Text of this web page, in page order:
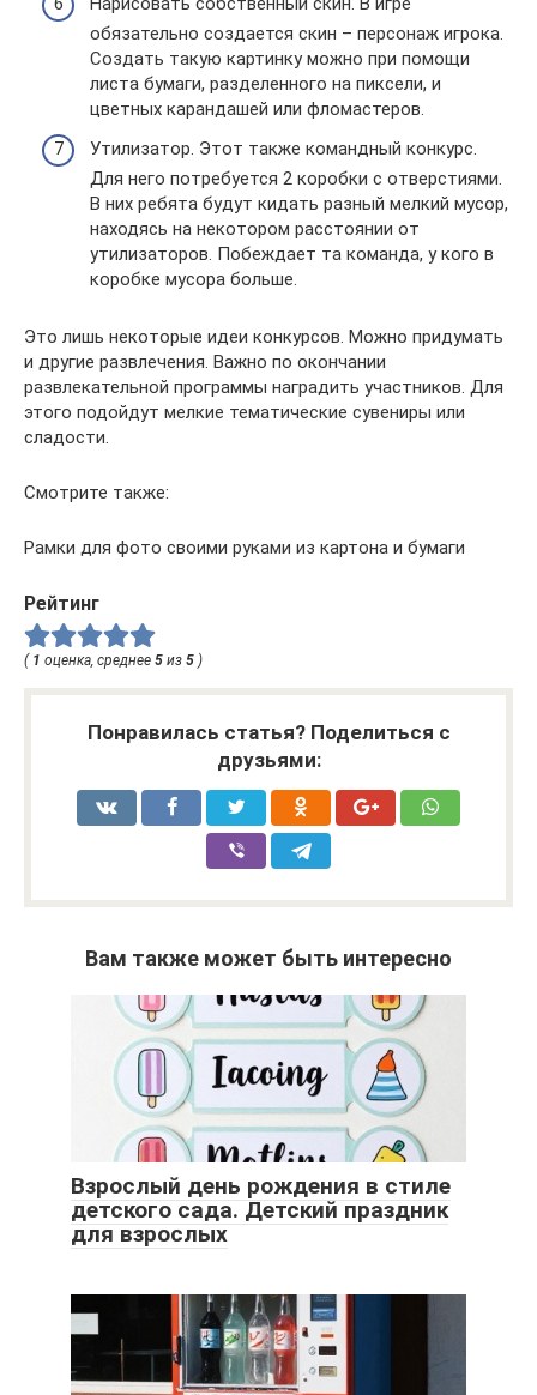
обязательно создается скин – персонаж игрока.
Создать такую картинку можно при помощи
листа бумаги, разделенного на пиксели, и
цветных карандашей или фломастеров.
Утилизатор. Этот также командный конкурс.
Для него потребуется 2 коробки с отверстиями.
В них ребята будут кидать разный мелкий мусор,
находясь на некотором расстоянии от
утилизаторов. Побеждает та команда, у кого в
коробке мусора больше.
Это лишь некоторые идеи конкурсов. Можно придумать
и другие развлечения. Важно по окончании
развлекательной программы наградить участников. Для
этого подойдут мелкие тематические сувениры или
сладости.
Смотрите также:
Рамки для фото своими руками из картона и бумаги
Рейтинг
( 1 оценка, среднее 5 из 5 )
Понравилась статья? Поделиться с
друзьями:
Вам также может быть интересно
Взрослый день рождения в стиле
детского сада. Детский праздник
для взрослых